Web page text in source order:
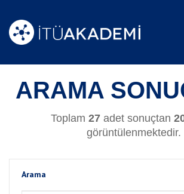
ARAMA
Toplam 27adet sonuçtan
görüntülenmektedir.
Arama